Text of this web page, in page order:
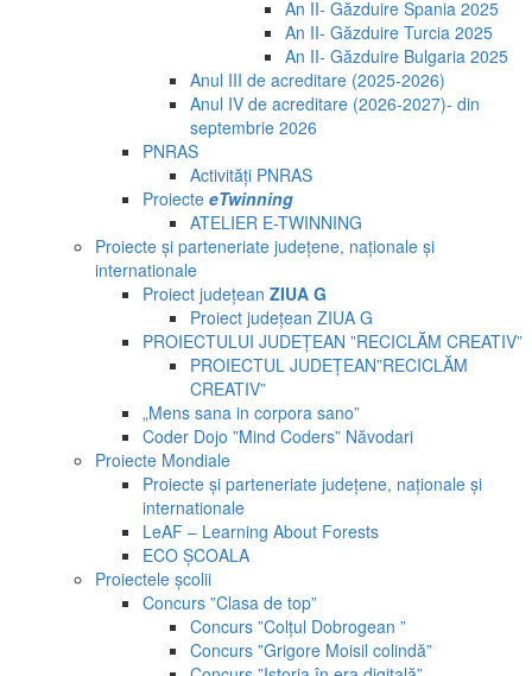
An II- Găzduire Spania 2025
An II- Găzduire Turcia 2025
An II- Găzduire Bulgaria 2025
Anul III de acreditare (2025-2026)
Anul IV de acreditare (2026-2027)- din
septembrie 2026
PNRAS
Activități PNRAS
Proiecte eTwinning
ATELIER E-TWINNING
Proiecte și parteneriate județene, naționale și
internationale
Proiect județean ZIUA G
Proiect județean ZIUA G
PROIECTULUI JUDEȚEAN ”RECICLĂM CREATIV”
PROIECTUL JUDEȚEAN”RECICLĂM
CREATIV”
„Mens sana in corpora sano”
Coder Dojo ”Mind Coders” Năvodari
Proiecte Mondiale
Proiecte și parteneriate județene, naționale și
internationale
LeAF – Learning About Forests
ECO ȘCOALA
Proiectele școlii
Concurs ”Clasa de top”
Concurs ”Colțul Dobrogean ”
Concurs ”Grigore Moisil colindă”